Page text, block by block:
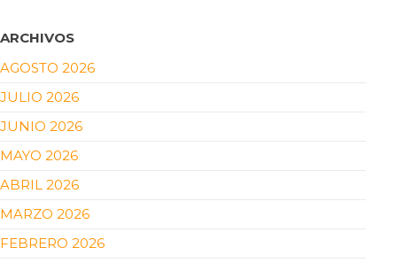
ARCHIVOS
AGOSTO 2026
JULIO 2026
JUNIO 2026
MAYO 2026
ABRIL 2026
MARZO 2026
FEBRERO 2026